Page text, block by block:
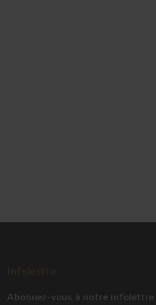
Abonnez-vous à notre infolettre